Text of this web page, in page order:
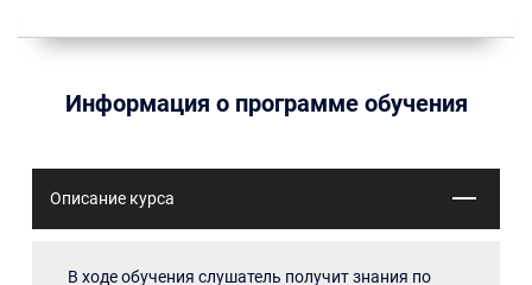
Информация о программе обучения
Описание курса
В ходе обучения слушатель получит знания по